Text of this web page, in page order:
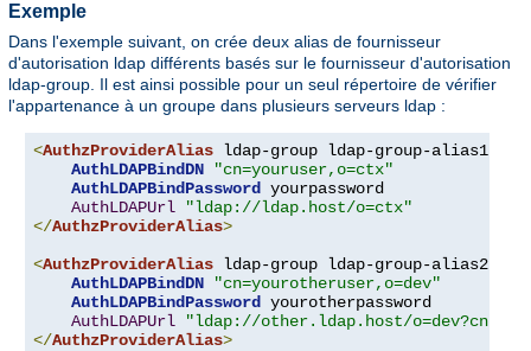
Exemple
Dans l'exemple suivant, on crée deux alias de fournisseur
d'autorisation ldap différents basés sur le fournisseur d'autorisation
ldap-group. Il est ainsi possible pour un seul répertoire de vérifier
l'appartenance à un groupe dans plusieurs serveurs ldap :
<AuthzProviderAlias ldap-group ldap-group-alias1
AuthLDAPBindDN
"cn=youruser,o=ctx"
AuthLDAPBindPassword
yourpassword
AuthLDAPUrl
"ldap://ldap.host/o=ctx"
</AuthzProviderAlias>
<AuthzProviderAlias ldap-group ldap-group-alias2
AuthLDAPBindDN
"cn=yourotheruser,o=dev"
AuthLDAPBindPassword
yourotherpassword
AuthLDAPUrl
"ldap://other.ldap.host/o=dev?cn"
</AuthzProviderAlias>